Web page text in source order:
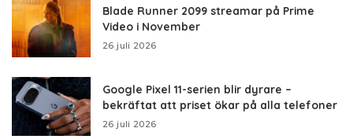
Blade Runner 2099 streamar på Prime
Video i November
26 juli 2026
Google Pixel 11-serien blir dyrare –
bekräftat att priset ökar på alla telefoner
26 juli 2026